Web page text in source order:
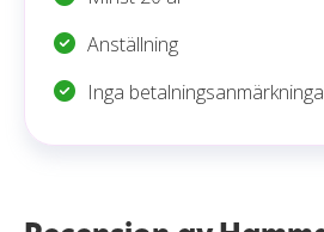
Anställning
Inga